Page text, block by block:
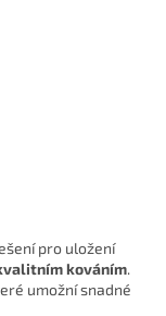
pro uložení
kováním.
umožní snadné